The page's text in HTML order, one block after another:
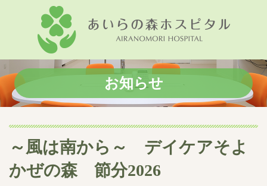
お知らせ
～風は南から～ デイケアそよ
かぜの森 節分2026